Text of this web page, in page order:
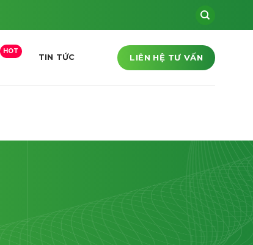
HOT
TIN TỨC LIÊN HỆ TƯ VẤN